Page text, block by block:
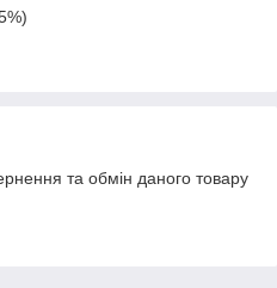
та обмін даного товару